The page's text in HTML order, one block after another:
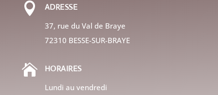
 ADRESSE
37, rue du Val de Braye
72310 BESSE-SUR-BRAYE
 HORAIRES
Lundi au vendredi